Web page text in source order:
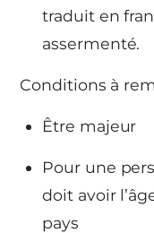
traduit en
assermenté.
Conditions à
Être majeur
Pour une
doit avoir
pays